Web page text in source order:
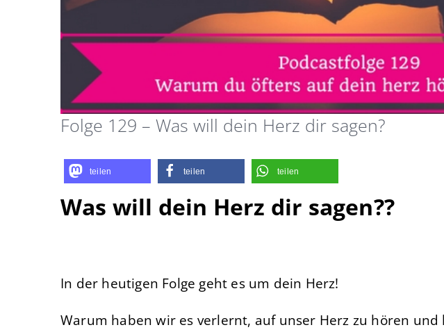
Folge 129 – Was will dein Herz dir sagen?
teilen teilen teilen
Was will dein Herz dir sagen??
In der heutigen Folge geht es um dein Herz!
Warum haben wir es verlernt, auf unser Herz zu hören und